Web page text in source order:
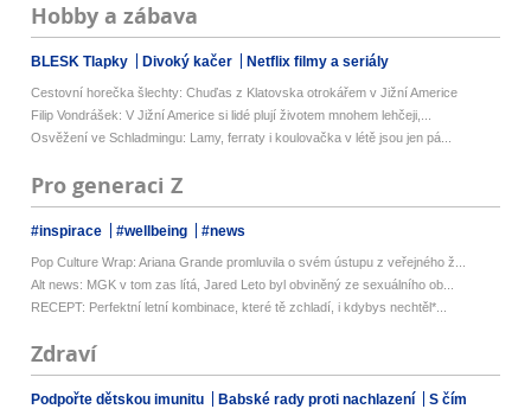
Hobby a zábava
BLESK Tlapky Divoký kačer Netflix filmy a seriály
Cestovní horečka šlechty: Chuďas z Klatovska otrokářem v Jižní Americe
Filip Vondrášek: V Jižní Americe si lidé plují životem mnohem lehčeji,...
Osvěžení ve Schladmingu: Lamy, ferraty i koulovačka v létě jsou jen pá...
Pro generaci Z
#inspirace #wellbeing #news
Pop Culture Wrap: Ariana Grande promluvila o svém ústupu z veřejného ž...
Alt news: MGK v tom zas lítá, Jared Leto byl obviněný ze sexuálního ob...
RECEPT: Perfektní letní kombinace, které tě zchladí, i kdybys nechtěl*...
Zdraví
Podpořte dětskou imunitu Babské rady proti nachlazení
S čím